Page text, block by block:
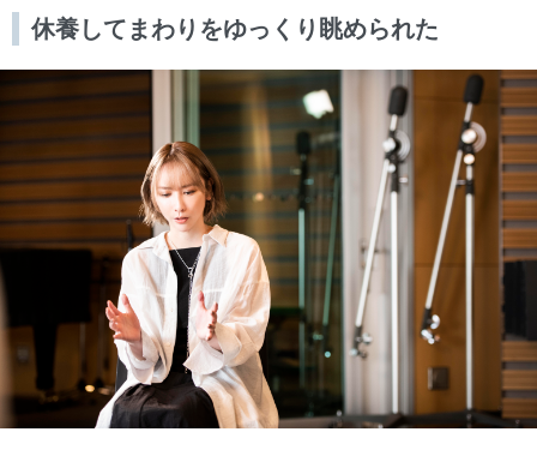
休養してまわりをゆっくり眺められた